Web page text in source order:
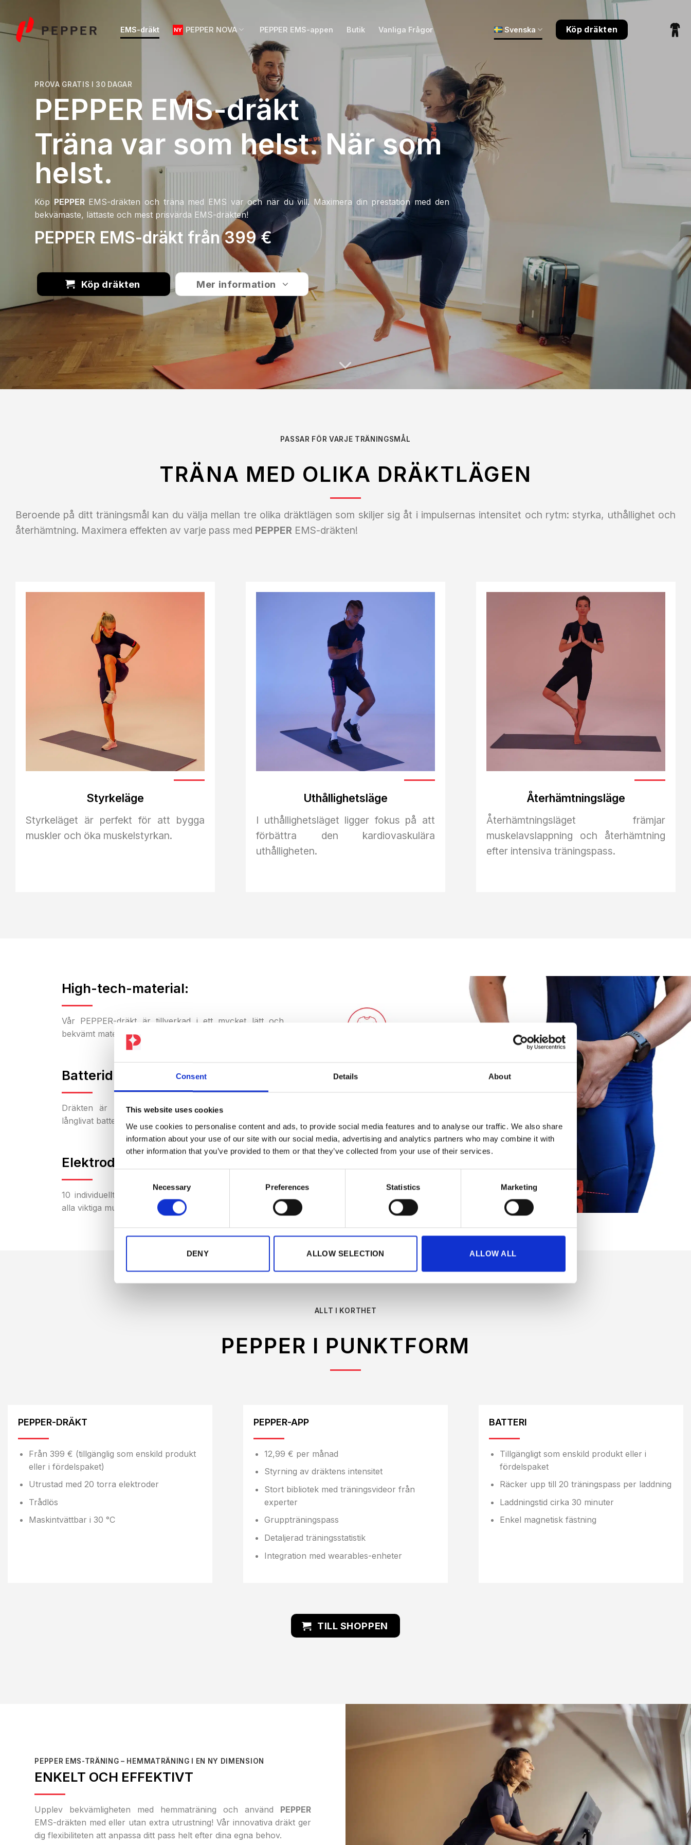
Consent Details About
This website uses cookies
We use cookies to personalise content and ads, to provide social media features and to analyse our traffic. We also share
information about your use of our site with our social media, advertising and analytics partners who may combine it with
other information that you’ve provided to them or that they’ve collected from your use of their services.
Necessary Preferences Statistics Marketing
DENY ALLOW SELECTION ALLOW ALL
content
EMS-dräkt PEPPER NOVA PEPPER EMS-appen Butik Vanliga Frågor Svenska Köp dräkten
PROVA GRATIS I 30 DAGAR
PEPPER EMS-dräkt
Träna var som helst. När som
helst.
Köp PEPPEREMS-dräkten och träna med EMS var och när du vill. Maximera din prestation med den
bekvämaste, lättaste och mest prisvärda EMS-dräkten!
PEPPER EMS-dräkt från 399 €
Köp dräkten Mer information
PASSAR FÖR VARJE TRÄNINGSMÅL
TRÄNA MED OLIKA DRÄKTLÄGEN
Beroende på ditt träningsmål kan du välja mellan tre olika dräktlägen som skiljer sig åt i impulsernas intensitet och rytm: styrka, uthållighet och
återhämtning. Maximera effekten av varje pass med PEPPER EMS-dräkten!
Styrkeläge
Styrkeläget är perfekt för att bygga
muskler och öka muskelstyrkan.
Uthållighetsläge
I uthållighetsläget ligger fokus på att
förbättra den kardiovaskulära
uthålligheten.
Återhämtningsläge
Återhämtningsläget främjar
muskelavslappning och återhämtning
efter intensiva träningspass.
High-tech-material:
Vår PEPPER-dräkt är tillverkad i ett mycket lätt och
bekvämt material. Dräkten kan tvättas i tvättmaskin.
Batteridriven:
Dräkten är helt trådlös och drivs av ett utbytbart,
långlivat batteri.
Elektroder:
10 individuellt styrbara torra elektrodpar som aktiverar
alla viktiga muskelgrupper.
ALLT I KORTHET
PEPPER I PUNKTFORM
PEPPER-DRÄKT
Från 399 € (tillgänglig som enskild produkt
eller i fördelspaket)
Utrustad med 20 torra elektroder
Trådlös
Maskintvättbar i 30 °C
PEPPER-APP
12,99 € per månad
Styrning av dräktens intensitet
Stort bibliotek med träningsvideor från
experter
Gruppträningspass
Detaljerad träningsstatistik
Integration med wearables-enheter
BATTERI
Tillgängligt som enskild produkt eller i
fördelspaket
Räcker upp till 20 träningspass per laddning
Laddningstid cirka 30 minuter
Enkel magnetisk fästning
TILL SHOPPEN
PEPPER EMS-TRÄNING – HEMMATRÄNING I EN NY DIMENSION
ENKELT OCH EFFEKTIVT
Upplev bekvämligheten med hemmaträning och använd PEPPER
EMS-dräkten med eller utan extra utrustning! Vår innovativa dräkt ger
dig flexibiliteten att anpassa ditt pass helt efter dina egna behov.